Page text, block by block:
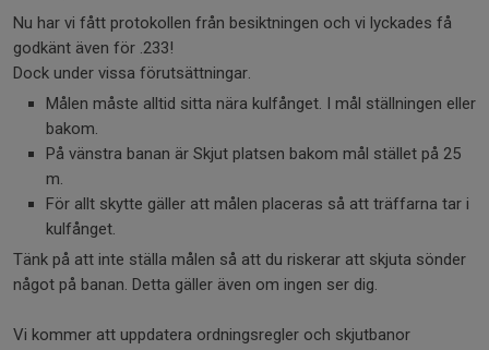
Nu har vi fått protokollen från besiktningen och vi lyckades få
godkänt även för .233!
Dock under vissa förutsättningar.
Målen måste alltid sitta nära kulfånget. I mål ställningen eller
bakom.
På vänstra banan är Skjut platsen bakom mål stället på 25
m.
För allt skytte gäller att målen placeras så att träffarna tar i
kulfånget.
Tänk på att inte ställa målen så att du riskerar att skjuta sönder
något på banan. Detta gäller även om ingen ser dig.
Vi kommer att uppdatera ordningsregler och skjutbanor